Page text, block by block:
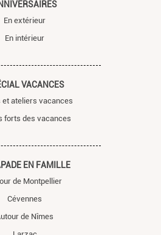
En extérieur
En intérieur
VACANCES
et ateliers vacances
forts des vacances
EN FAMILLE
de Montpellier
Cévennes
de Nîmes